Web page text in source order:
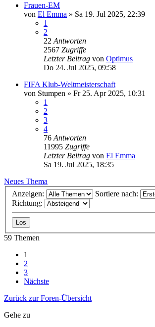
Frauen-EM
von El Emma » Sa 19. Jul 2025, 22:39
1
2
22 Antworten
2567 Zugriffe
Letzter Beitrag von Optimus
Do 24. Jul 2025, 09:58
FIFA Klub-Weltmeisterschaft
von Stumpen » Fr 25. Apr 2025, 10:31
1
2
3
4
76 Antworten
11995 Zugriffe
Letzter Beitrag von El Emma
Sa 19. Jul 2025, 18:35
Neues Thema
Anzeigen:
Sortiere nach:
Richtung:
59 Themen
1
2
3
Nächste
Zurück zur Foren-Übersicht
Gehe zu